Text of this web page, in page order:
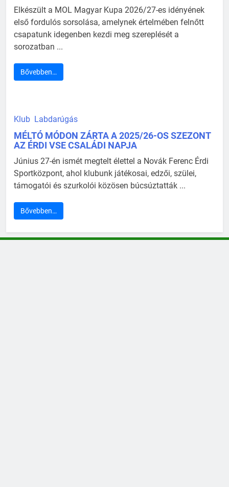
Elkészült a MOL Magyar Kupa 2026/27-es idényének
első fordulós sorsolása, amelynek értelmében felnőtt
csapatunk idegenben kezdi meg szereplését a
sorozatban ...
Bővebben…
Klub Labdarúgás
MÉLTÓ MÓDON ZÁRTA A 2025/26-OS SZEZONT
AZ ÉRDI VSE CSALÁDI NAPJA
Június 27-én ismét megtelt élettel a Novák Ferenc Érdi
Sportközpont, ahol klubunk játékosai, edzői, szülei,
támogatói és szurkolói közösen búcsúztatták ...
Bővebben…